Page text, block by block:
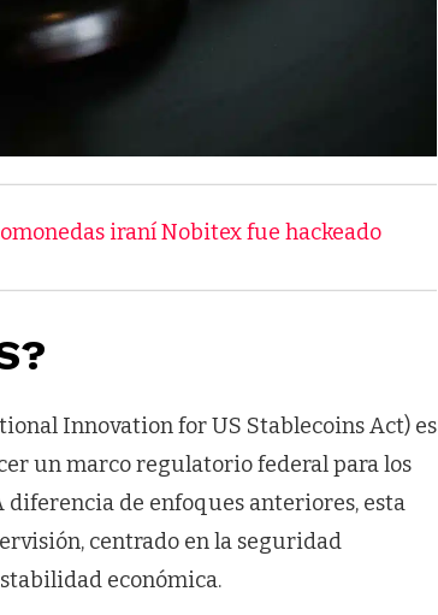
iraní Nobitex fue hackeado
Innovation for US Stablecoins Act) es
un marco regulatorio federal para los
diferencia de enfoques anteriores, esta
centrado en la seguridad
económica.